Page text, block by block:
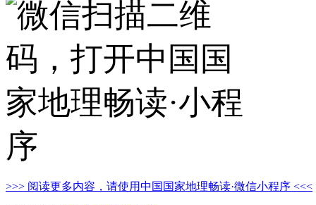
>>> 阅读更多内容，请使用中国国家地理畅读·微信小程序 <<<